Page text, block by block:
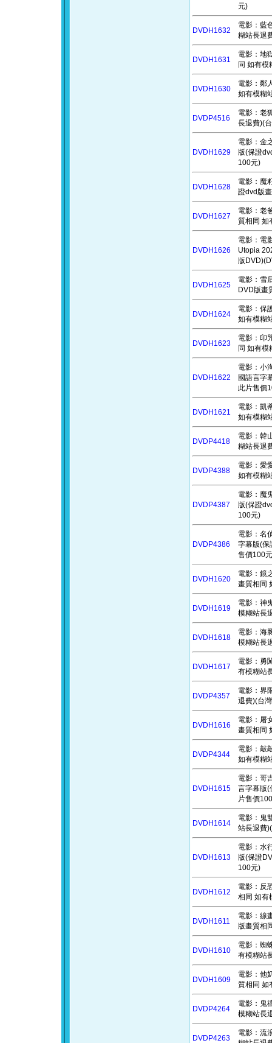
元)
DVDH1632
電影：藍
糊站長退
DVDH1631
電影：地
同 如有
DVDH1630
電影：鄰
如有模糊
DVDP4516
電影：老
長退費)(
DVDH1629
電影：金
版(保證
100元)
DVDH1628
電影：魔
證dvd版
DVDH1627
電影：老
質相同 如
DVDH1626
電影：電
Utopia
版
DVDH1625
電影：雪
DVD版畫
DVDH1624
電影：保
如有模糊
DVDH1623
電影：印
同 如有
DVDH1622
電影：小
國語言字
此片售價
DVDH1621
電影：凱
如有模糊
DVDP4418
電影：韓
糊站長退
DVDP4388
電影：愛
如有模糊
DVDP4387
電影：魔
版(保證
100元)
DVDP4386
電影：名
字幕版(保
售價100
DVDH1620
電影：鏡
畫質相同
DVDH1619
電影：神
模糊站長
DVDH1618
電影：海
模糊站長
DVDH1617
電影：勇
有模糊站
DVDP4357
電影：界
退費)(台
DVDH1616
電影：屠
畫質相同
DVDP4344
電影：敲
如有模糊
DVDH1615
電影：哥
言字幕版(
片售價
DVDH1614
電影：鬼
站長退費
DVDH1613
電影：水
版(保證
100元)
DVDH1612
電影：反
相同 如有
DVDH1611
電影：線
版畫質相
DVDH1610
電影：蜘
有模糊站
DVDH1609
電影：他
質相同 如
DVDP4264
電影：鬼
模糊站長
DVDP4263
電影：流